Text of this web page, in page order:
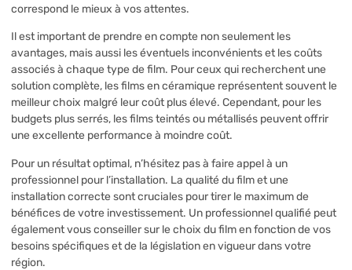
correspond le mieux à vos attentes.
Il est important de prendre en compte non seulement les
avantages, mais aussi les éventuels inconvénients et les coûts
associés à chaque type de film. Pour ceux qui recherchent une
solution complète, les films en céramique représentent souvent le
meilleur choix malgré leur coût plus élevé. Cependant, pour les
budgets plus serrés, les films teintés ou métallisés peuvent offrir
une excellente performance à moindre coût.
Pour un résultat optimal, n’hésitez pas à faire appel à un
professionnel pour l’installation. La qualité du film et une
installation correcte sont cruciales pour tirer le maximum de
bénéfices de votre investissement. Un professionnel qualifié peut
également vous conseiller sur le choix du film en fonction de vos
besoins spécifiques et de la législation en vigueur dans votre
région.